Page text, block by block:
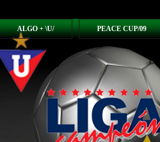
ALGO + \U/ PEACE CUP/09